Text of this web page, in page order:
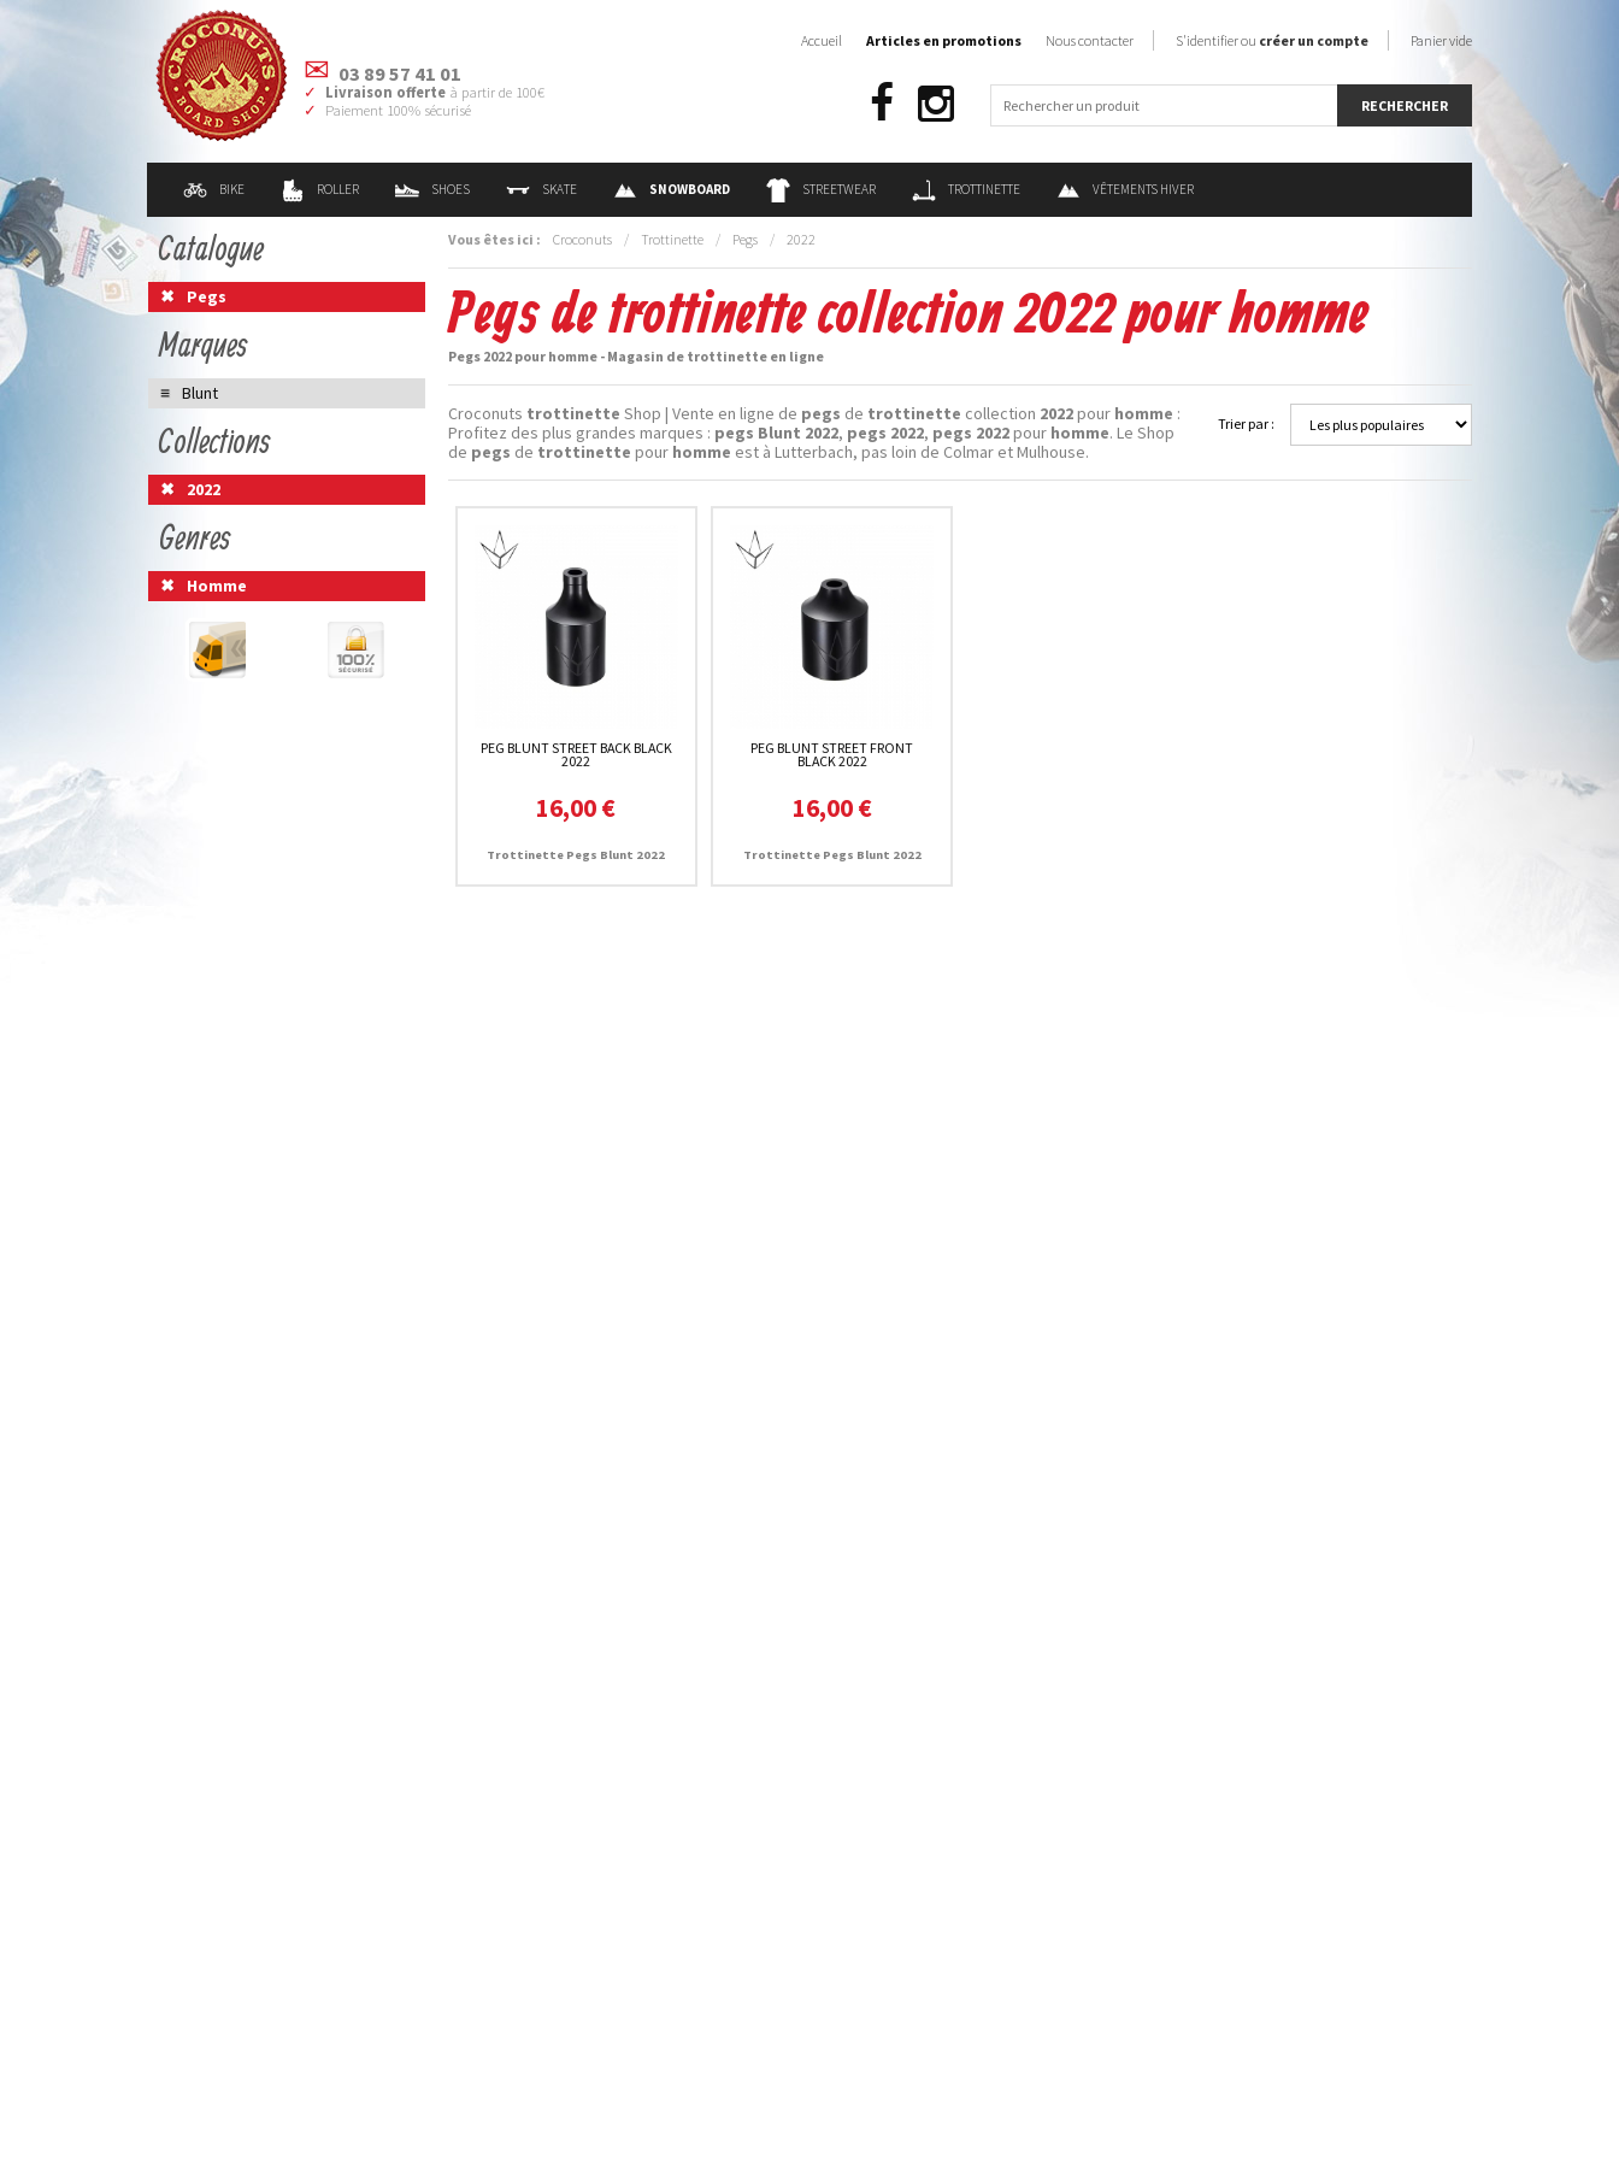
03 89 57 41 01
Livraison offerte à partir de 100€
Paiement 100% sécurisé
BIKE ROLLER SHOES SKATE SNOWBOARD STREETWEAR TROTTINETTE VÊTEMENTS HIVER
Accueil Articles en promotions Nous contacter S'identifier ou créer un compte Panier vide
Vous êtes ici : Croconuts / Trottinette / Pegs / 2022
Pegs de trottinette collection 2022 pour homme
Pegs 2022 pour homme - Magasin de trottinette en ligne
Trier par :
Croconuts trottinette Shop | Vente en ligne de pegs de trottinette collection 2022pour homme :
Profitez des plus grandes marques : pegs Blunt 2022, pegs 2022, pegs 2022pour homme. Le Shop
de pegs de trottinette pour homme est à Lutterbach, pas loin de Colmar et Mulhouse.
PEG BLUNT STREET BACK BLACK
2022
16,00 €
Trottinette Pegs Blunt 2022
PEG BLUNT STREET FRONT
BLACK 2022
16,00 €
Trottinette Pegs Blunt 2022
Catalogue
Pegs
Marques
Blunt
Collections
2022
Genres
Homme